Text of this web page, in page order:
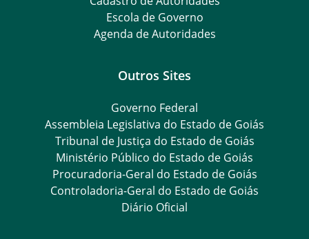
Escola de Governo
Agenda de Autoridades
Outros Sites
Governo Federal
Assembleia Legislativa do Estado de Goiás
Tribunal de Justiça do Estado de Goiás
Ministério Público do Estado de Goiás
Procuradoria-Geral do Estado de Goiás
Controladoria-Geral do Estado de Goiás
Diário Oficial